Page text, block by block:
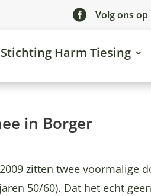
 Volg ons op
Stichting Harm Tiesing
in Borger
zitten twee voormalige
50/60). Dat het echt